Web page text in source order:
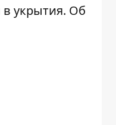
в укрытия. Об